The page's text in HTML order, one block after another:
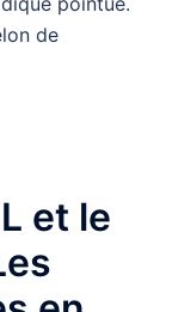
de
et le